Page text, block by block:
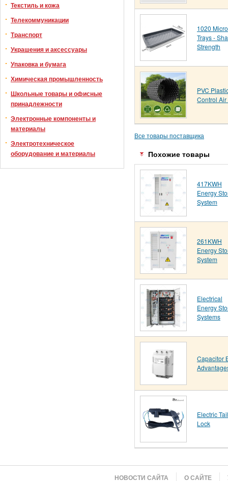
Текстиль и кожа
Телекоммуникации
Транспорт
Украшения и аксессуары
Упаковка и бумага
Химическая промышленность
Школьные товары и офисные
принадлежности
Электронные компоненты и
материалы
Электротехническое
оборудование и материалы
1020
Trays -
Strength
PVC
Control
Все товары поставщика
Похожие товары
417KWH
Energy
System
261KWH
Energy
System
Electrical
Energy
Systems
Capacitor
Electric
Lock
НОВОСТИ САЙТА О САЙТЕ